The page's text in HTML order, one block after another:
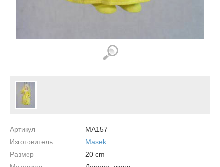
Артикул
MA157
Изготовитель
Masek
Размер
20 cm